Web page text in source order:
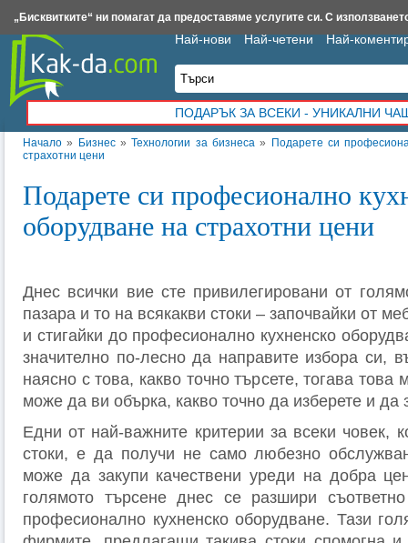
Начало » Бизнес»Технологии за бизнеса»
Подарете си
страхотни цени
Подарете си професионално
оборудване на страхотни цени
Днес всички вие сте привилегировани от
пазара и то на всякакви стоки – започвайки от
и стигайки до професионално кухненско
значително по-лесно да направите избора си,
наясно с това, какво точно търсете, тогава това
може да ви обърка, какво точно да изберете и да
Едни от най-важните критерии за всеки човек,
стоки, е да получи не само любезно
може да закупи качествени уреди на добра
голямото търсене днес се разшири
професионално кухненско оборудване. Тази
Най-нови Най-четени Най-
ПОДАРЪК ЗА ВСЕКИ - УНИКАЛНИ
Insert.bg Framar.bg Kak-da.com Iztochnik.com BauBau.bg NewAge.bg
„Бисквитките“ ни помагат да предоставяме услугите си. С